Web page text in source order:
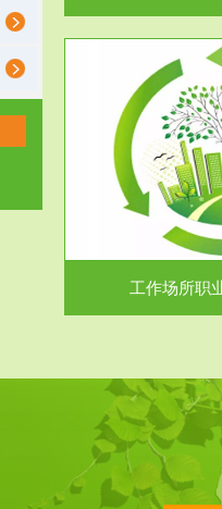
工作场所职
废水污水检测主要
中排